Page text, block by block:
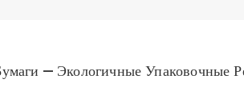
— Экологичные Упаковочные